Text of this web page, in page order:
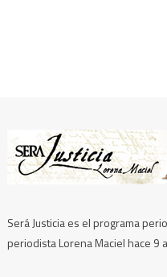
Será Justicia es el programa
periodista Lorena Maciel hace 9